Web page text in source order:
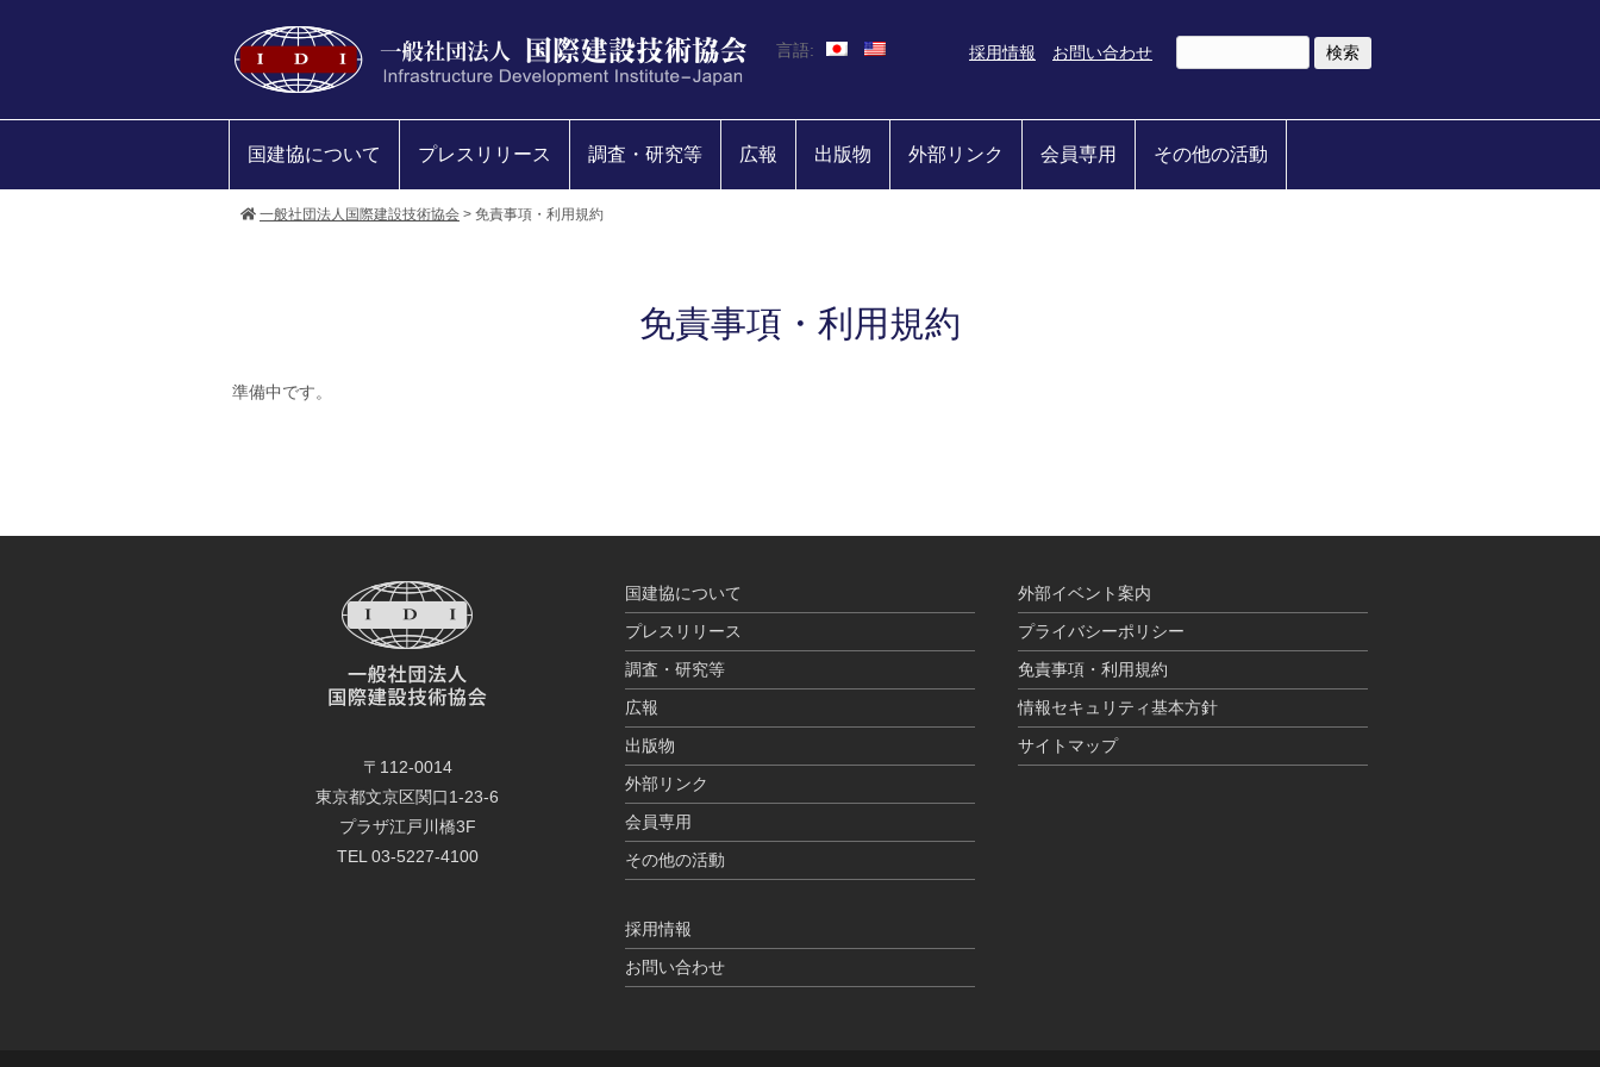
言語: 採用情報 お問い合わせ
国建協について プレスリリース 調査・研究等 広報 出版物 外部リンク 会員専用 その他の活動
一般社団法人国際建設技術協会 > 免責事項・利用規約
免責事項・利用規約
準備中です。
〒112-0014
東京都文京区関口1-23-6
プラザ江戸川橋3F
TEL 03-5227-4100
国建協について
プレスリリース
調査・研究等
広報
出版物
外部リンク
会員専用
その他の活動
採用情報
お問い合わせ
外部イベント案内
プライバシーポリシー
免責事項・利用規約
情報セキュリティ基本方針
サイトマップ